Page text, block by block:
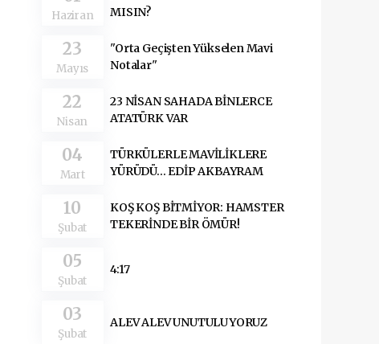
Haziran
MISIN?
23
Mayıs
"Orta Geçişten Yükselen Mavi
Notalar"
22
Nisan
23 NİSAN SAHADA BİNLERCE
ATATÜRK VAR
04
Mart
TÜRKÜLERLE MAVİLİKLERE
YÜRÜDÜ... EDİP AKBAYRAM
10
Şubat
KOŞ KOŞ BİTMİYOR: HAMSTER
TEKERİNDE BİR ÖMÜR!
05
Şubat
4:17
03
Şubat
ALEV ALEV UNUTULUYORUZ